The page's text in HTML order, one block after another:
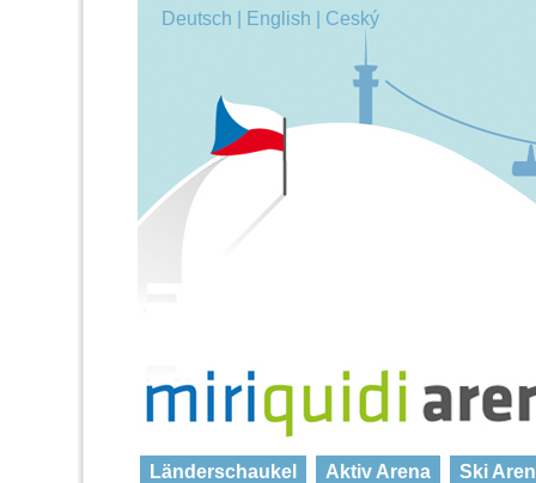
Deutsch | English | Ceský
Länderschaukel Aktiv Arena Ski